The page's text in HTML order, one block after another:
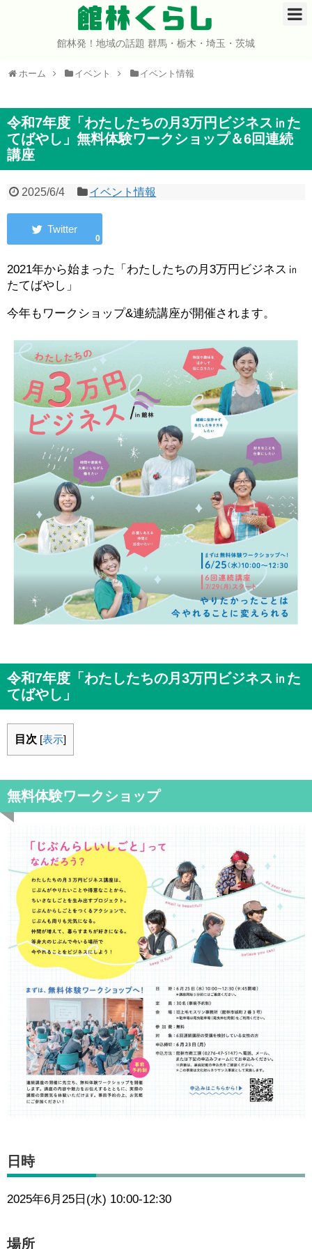
館林くらし
館林発！地域の話題 群馬・栃木・埼玉・茨城
ホーム イベント イベント情報
令和7年度「わたしたちの月3万円ビジネス㏌た
てばやし」無料体験ワークショップ＆6回連続
講座
2025/6/4 イベント情報
0
2021年から始まった「わたしたちの月3万円ビジネス㏌
たてばやし」
今年もワークショップ&連続講座が開催されます。
令和7年度「わたしたちの月3万円ビジネス㏌た
てばやし」
目次 [表示]
無料体験ワークショップ
日時
2025年6月25日(水) 10:00-12:30
場所
ホーム
イベント
グルメ
ショップ
まとめ
宇宙よりも遠い場所